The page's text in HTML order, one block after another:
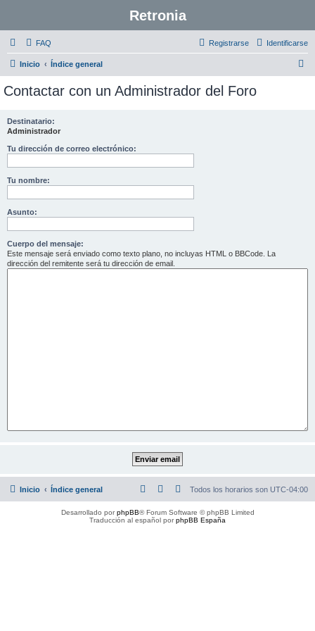
Retronia
FAQ Identificarse
Registrarse
Inicio Índice general
Contactar con un Administrador del Foro
Destinatario:
Administrador
Tu dirección de correo electrónico:
Tu nombre:
Asunto:
Cuerpo del mensaje:
Este mensaje será enviado como texto plano, no incluyas HTML o BBCode. La
dirección del remitente será tu dirección de email.
Inicio Índice general Todos los horarios son UTC-04:00
Desarrollado porphpBB® Forum Software © phpBB Limited
Traducción al español porphpBB España